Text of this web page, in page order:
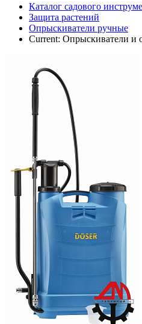
Каталог садового
Защита растений
Опрыскиватели ручные
Current: Опрыскиватели и